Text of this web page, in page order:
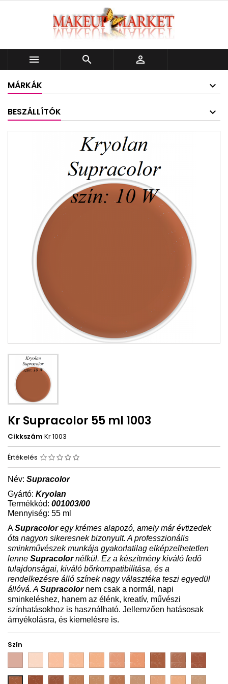
  
MÁRKÁK
BESZÁLLÍTÓK
Kr Supracolor 55 ml 1003
Cikkszám Kr 1003
Értékelés
Név: Supracolor
Gyártó: Kryolan
Termékkód: 001003/00
Mennyiség: 55 ml
ASupracoloregy krémes alapozó, amely már évtizedek
óta nagyon sikeresnek bizonyult. A professzionális
sminkművészek munkája gyakorlatilag elképzelhetetlen
lenne Supracolornélkül. Ez a készítmény kiváló fedő
tulajdonságai, kiváló bőrkompatibilitása, és a
rendelkezésre álló színek nagy választéka teszi egyedül
állóvá. A Supracolornem csak a normál, napi
sminkeléshez, hanem az élénk, kreatív, művészi
színhatásokhoz is használható. Jellemzően hatásosak
árnyékolásra, és kiemelésre is.
Szín
2W 4W 5W 6W 7W 8W 9W
10W 11W 12W
FS
FS
FS
FS
FS
NB